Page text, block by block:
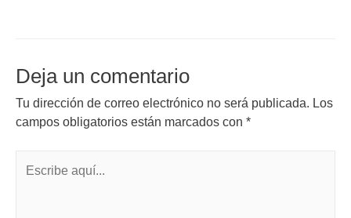
Deja un comentario
Tu dirección de correo electrónico no será publicada. Los
campos obligatorios están marcados con *